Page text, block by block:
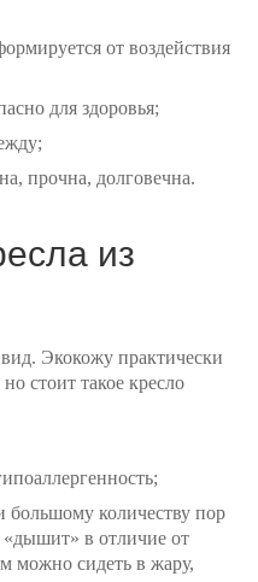
от воздействия
для здоровья;
прочна, долговечна.
из
Экокожу практически
стоит такое кресло
большому количеству пор
«дышит» в отличие от
можно сидеть в жару,